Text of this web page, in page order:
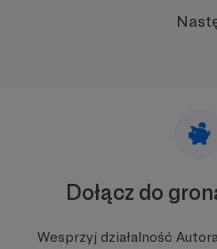
Dołącz do
Wesprzyj działalność